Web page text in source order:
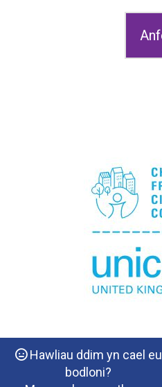
Hawliau ddim yn cael eu
bodloni?